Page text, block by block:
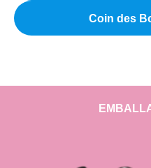
Coin des